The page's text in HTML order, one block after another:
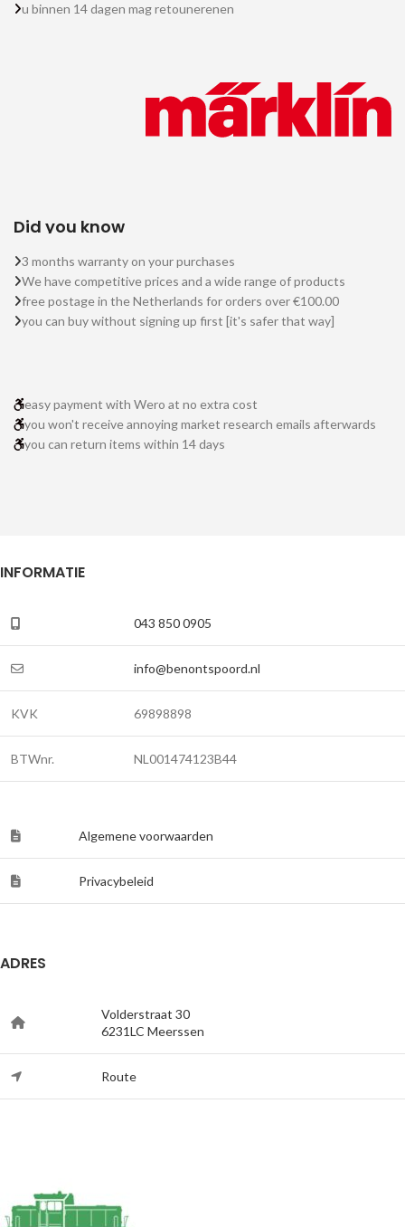
u binnen 14 dagen mag retounerenen
Did you know
3 months warranty on your purchases
We have competitive prices and a wide range of products
free postage in the Netherlands for orders over €100.00
you can buy without signing up first [it's safer that way]
easy payment with Wero at no extra cost
you won't receive annoying market research emails afterwards
you can return items within 14 days
INFORMATIE
043 850 0905
info@benontspoord.nl
KVK 69898898
BTWnr. NL001474123B44
Algemene voorwaarden
Privacybeleid
ADRES
Volderstraat 30
6231LC Meerssen
Route